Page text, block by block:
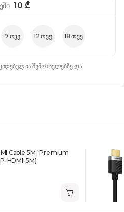
9 თვე 12 თვე 18 თვე
10 ₾
შემოსავლებზე და
Cable 5M "Premium
HDMI-5M)